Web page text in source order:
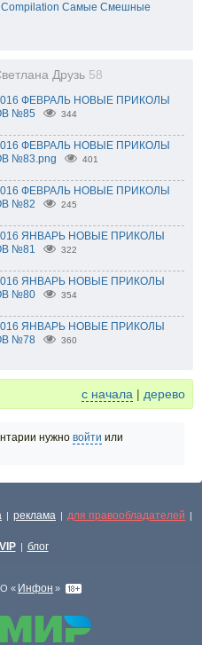
Compilation Самые Смешные
Друзь 58
ФЕВРАЛЬ НОВЫЕ ПРИКОЛЫ
№85
344
ФЕВРАЛЬ НОВЫЕ ПРИКОЛЫ
№83.png
401
ФЕВРАЛЬ НОВЫЕ ПРИКОЛЫ
№82
245
ЯНВАРЬ НОВЫЕ ПРИКОЛЫ
№81
322
ЯНВАРЬ НОВЫЕ ПРИКОЛЫ
№80
354
ЯНВАРЬ НОВЫЕ ПРИКОЛЫ
№78
360
с начала | дерево
нужно войти или
| реклама | для правообладателей |
| блог
« Инфон »